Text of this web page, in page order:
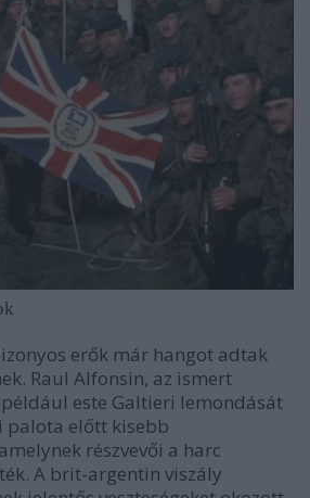
erők már hangot adtak
Raul Alfonsin, az ismert
este Galtieri lemondását
palota előtt kisebb
részvevői a harc
A brit-argentin viszály